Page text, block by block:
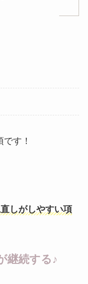
す！
しがしやすい項
継続する♪